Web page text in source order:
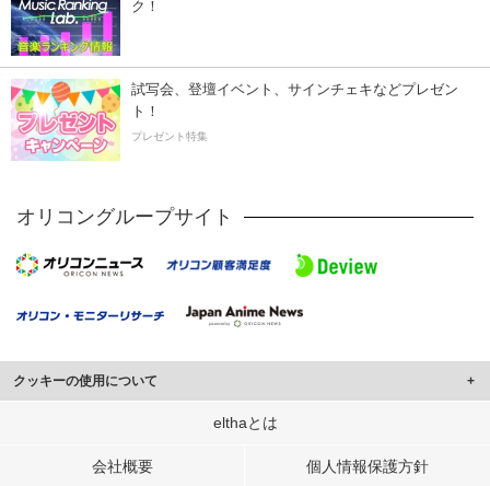
ク！
試写会、登壇イベント、サインチェキなどプレゼン
ト！
プレゼント特集
オリコングループサイト
クッキーの使用について
このサイトでは Cookie を使用して、ユーザーに合わせたコンテンツや広告の
行っています。
elthaとは
会社概要 個人情報保護方針